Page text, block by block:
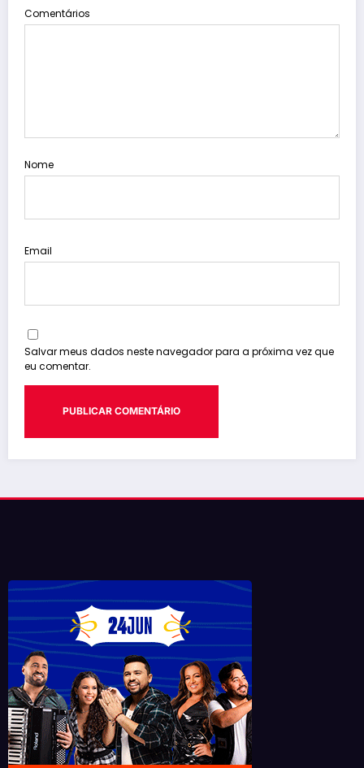
Comentários
Nome
Email
Salvar meus dados neste navegador para a próxima vez que
eu comentar.